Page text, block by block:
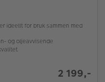
ideellt for bruk sammen med
og oljeavvisende
2 199,-